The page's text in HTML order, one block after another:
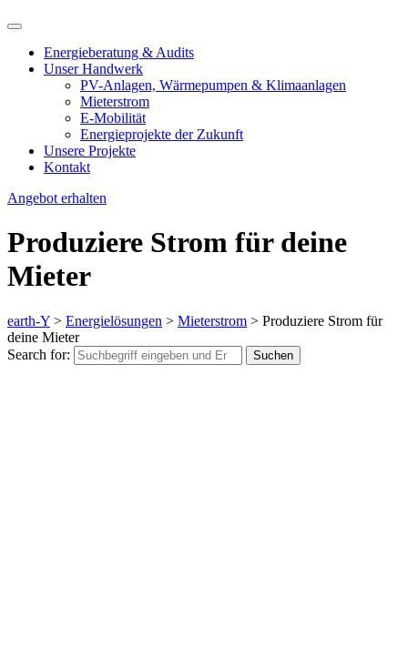
Energieberatung & Audits
Unser Handwerk
PV-Anlagen, Wärmepumpen & Klimaanlagen
Mieterstrom
E-Mobilität
Energieprojekte der Zukunft
Unsere Projekte
Kontakt
Angebot erhalten
Produziere Strom für deine
Mieter
earth-Y > Energielösungen > Mieterstrom > Produziere Strom für
deine Mieter
Search for:
Suchen